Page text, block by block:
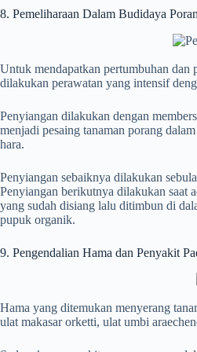
8. Pemeliharaan Dalam Budidaya
Untuk mendapatkan pertumbuhan dan
dilakukan perawatan yang intensif
Penyiangan dilakukan dengan
menjadi pesaing tanaman porang
hara.
Penyiangan sebaiknya dilakukan
Penyiangan berikutnya dilakukan saat
yang sudah disiang lalu ditimbun di
pupuk organik.
9. Pengendalian Hama dan Penyakit
Hama yang ditemukan menyerang
ulat makasar orketti, ulat umbi